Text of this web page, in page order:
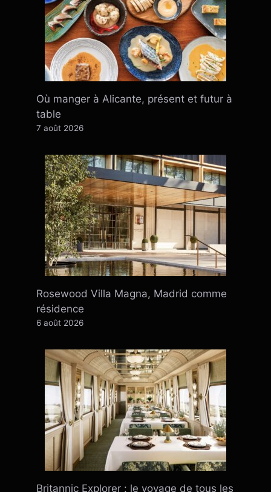
Où manger à Alicante, présent et futur à
table
7 août 2026
Rosewood Villa Magna, Madrid comme
résidence
6 août 2026
Britannic Explorer : le voyage de tous les